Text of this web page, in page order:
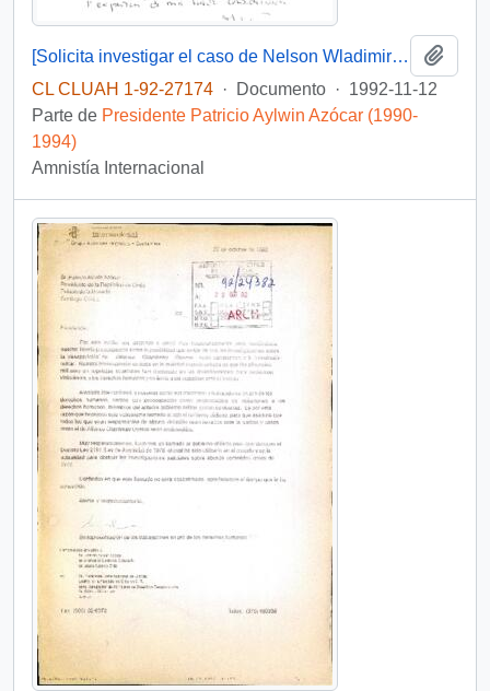
[Solicita investigar el caso de Nelson Wladimiro Curiñir]
CL CLUAH 1-92-27174 · Documento · 1992-11-12
Parte de Presidente Patricio Aylwin Azócar (1990-
1994)
Amnistía Internacional